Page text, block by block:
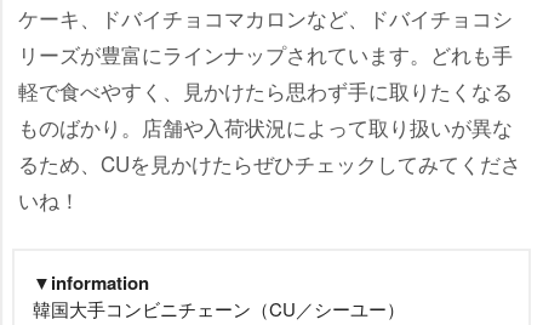
ケーキ、ドバイチョコマカロンなど、ドバイチョコシ
リーズが豊富にラインナップされています。どれも手
軽で食べやすく、見かけたら思わず手に取りたくなる
ものばかり。店舗や入荷状況によって取り扱いが異な
るため、CUを見かけたらぜひチェックしてみてくださ
いね！
▼information
韓国大手コンビニチェーン（CU／シーユー）